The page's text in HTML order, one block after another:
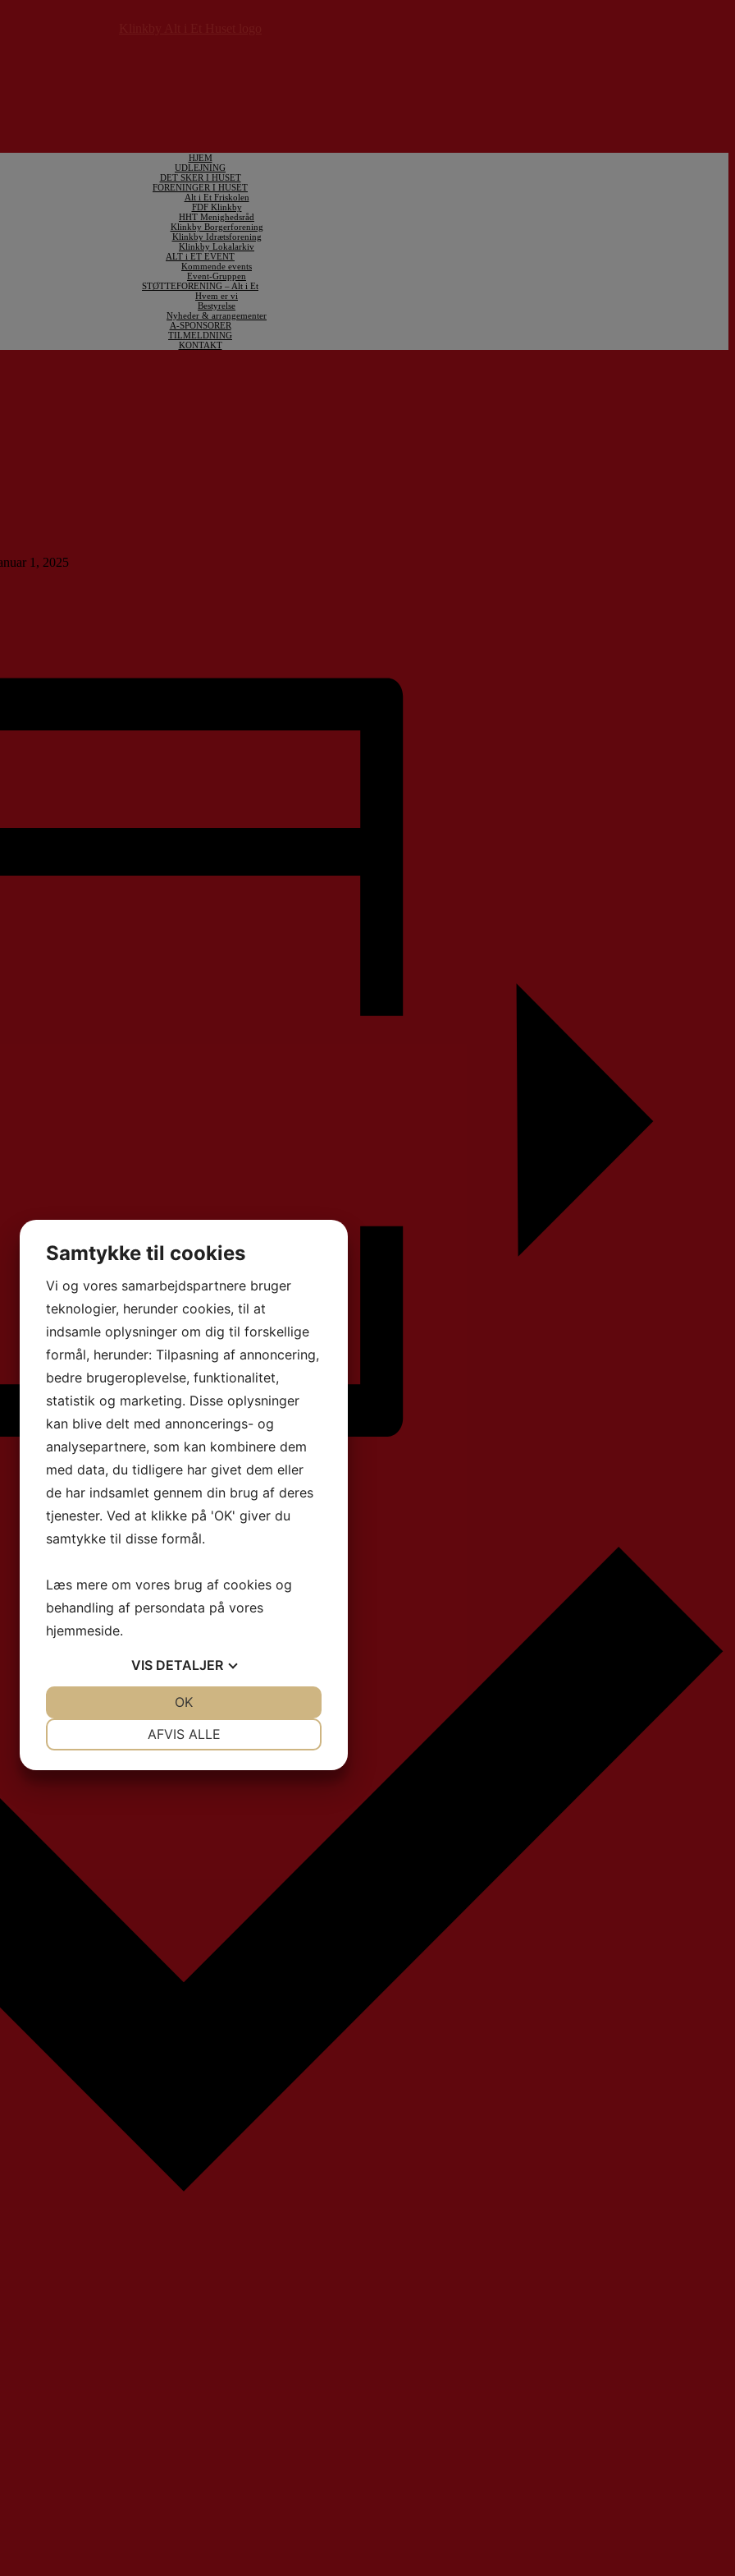
HJEM
UDLEJNING
DET SKER I HUSET
FORENINGER I HUSET
Alt i Et Friskolen
FDF Klinkby
HHT Menighedsråd
Klinkby Borgerforening
Klinkby Idrætsforening
Klinkby Lokalarkiv
ALT i ET EVENT
Kommende events
Event-Gruppen
STØTTEFORENING – Alt i Et
Hvem er vi
Bestyrelse
Nyheder & arrangementer
A-SPONSORER
TILMELDNING
KONTAKT
1, 2025
Samtykke til cookies
Vi og vores samarbejdspartnere bruger
teknologier, herunder cookies, til at
indsamle oplysninger om dig til forskellige
formål, herunder: Tilpasning af annoncering,
bedre brugeroplevelse, funktionalitet,
statistik og marketing. Disse oplysninger
kan blive delt med annoncerings- og
analysepartnere, som kan kombinere dem
med data, du tidligere har givet dem eller
de har indsamlet gennem din brug af deres
tjenester. Ved at klikke på 'OK' giver du
samtykke til disse formål.
Læs mere om vores brug af cookies og
behandling af persondata på vores
hjemmeside.
VIS DETALJER
AFVIS ALLE
OK